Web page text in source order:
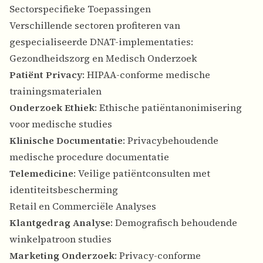
Sectorspecifieke Toepassingen
Verschillende sectoren profiteren van
gespecialiseerde DNAT-implementaties:
Gezondheidszorg en Medisch Onderzoek
Patiënt Privacy: HIPAA-conforme medische
trainingsmaterialen
Onderzoek Ethiek: Ethische patiëntanonimisering
voor medische studies
Klinische Documentatie: Privacybehoudende
medische procedure documentatie
Telemedicine: Veilige patiëntconsulten met
identiteitsbescherming
Retail en Commerciële Analyses
Klantgedrag Analyse: Demografisch behoudende
winkelpatroon studies
Marketing Onderzoek: Privacy-conforme